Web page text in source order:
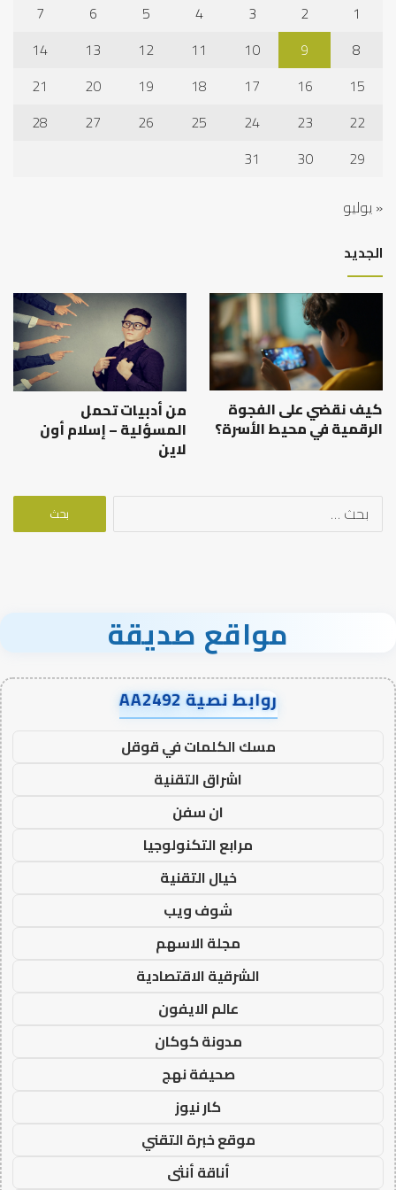
1
2
3
4
5
6
7
8
9
10
11
12
13
14
15
16
17
18
19
20
21
22
23
24
25
26
27
28
29
30
31
« يوليو
الجديد
كيف نقضي على الفجوة
الرقمية في محيط الأسرة؟
من أدبيات تحمل
المسؤلية – إسلام أون
لاين
البحث
مواقع صديقة
روابط نصية AA2492
مسك الكلمات في قوقل
اشراق التقنية
ان سفن
مرابع التكنولوجيا
خيال التقنية
شوف ويب
مجلة الاسهم
الشرقية الاقتصادية
عالم الايفون
مدونة كوكان
صحيفة نهج
كار نيوز
موقع خبرة التقني
أناقة أنثى